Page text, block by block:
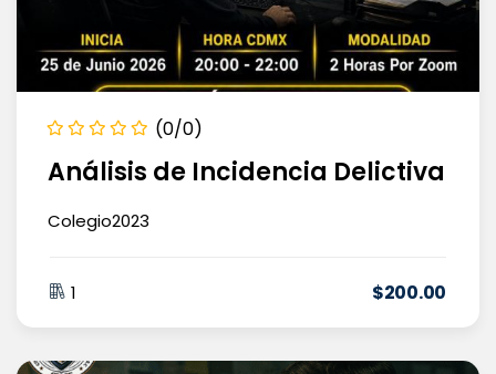
(0/0)
Análisis de Incidencia Delictiva
Colegio2023
1 $200.00